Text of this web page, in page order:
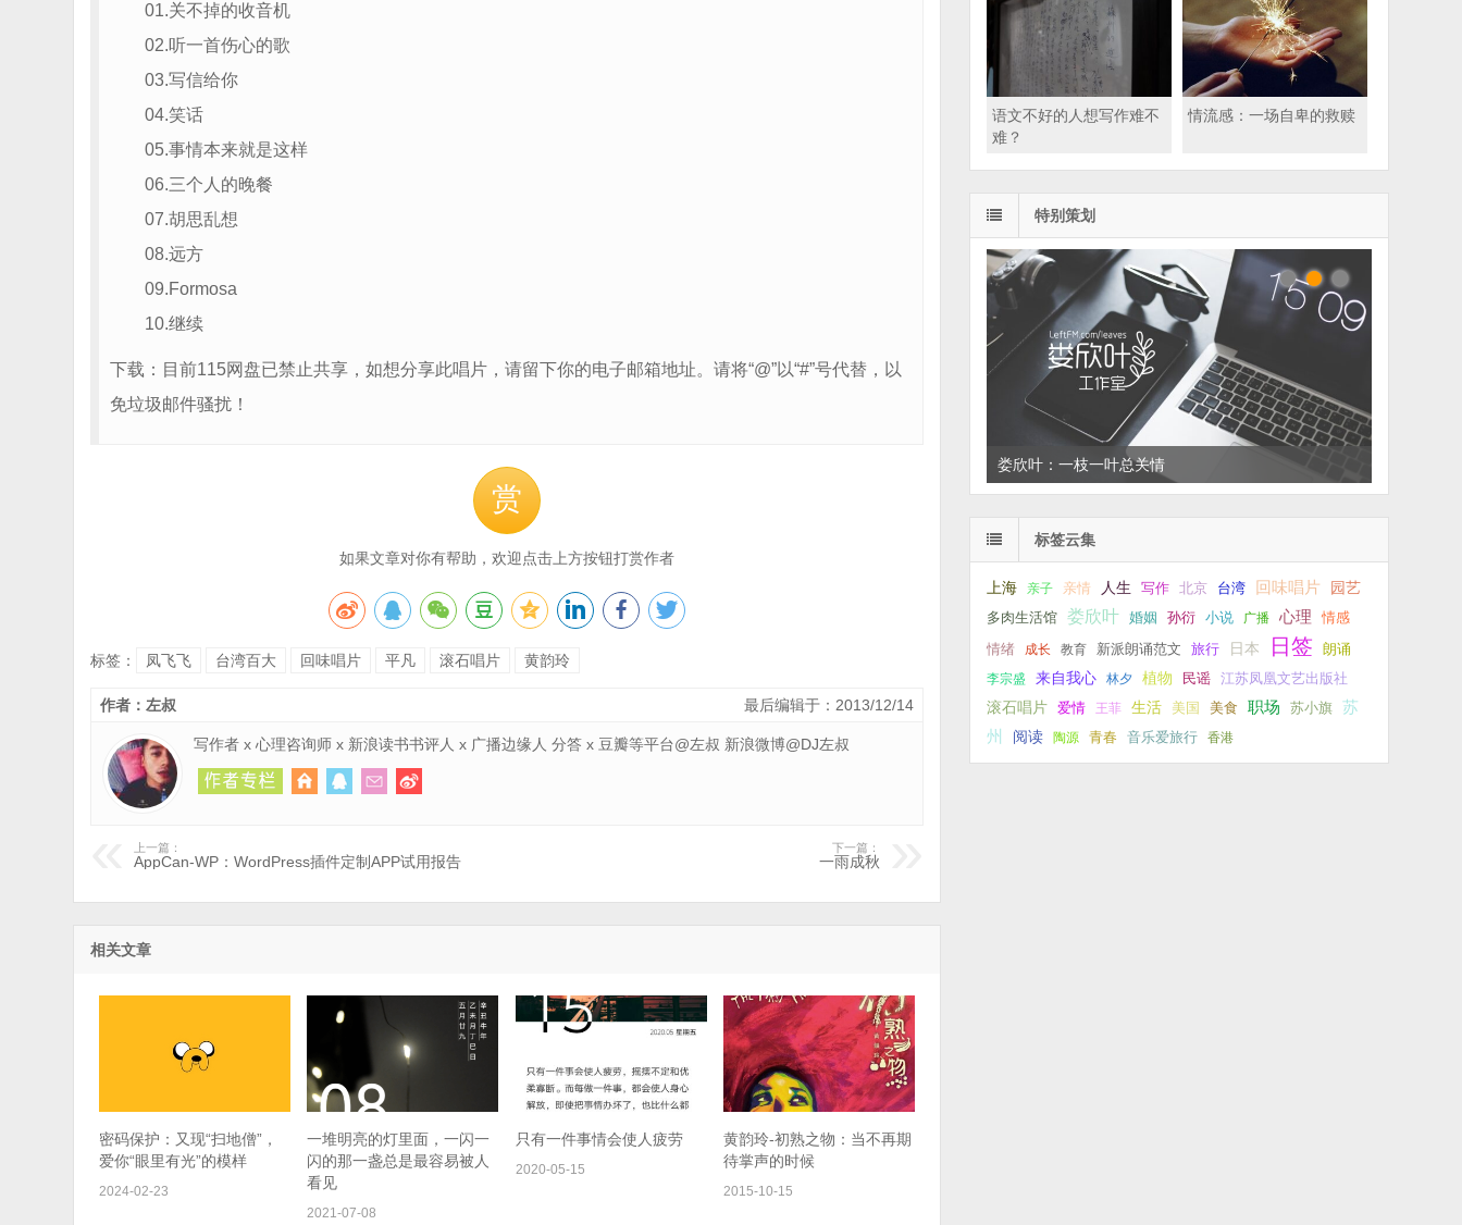
01.关不掉的收音机
02.听一首伤心的歌
03.写信给你
04.笑话
05.事情本来就是这样
06.三个人的晚餐
07.胡思乱想
08.远方
09.Formosa
10.继续
下载：目前115网盘已禁止共享，如想分享此唱片，请留下你的电子邮箱地址。请将“@”以“#”号代替，以
免垃圾邮件骚扰！
赏
如果文章对你有帮助，欢迎点击上方按钮打赏作者
标签： 凤飞飞 台湾百大 回味唱片 平凡 滚石唱片 黄韵玲
最后编辑于：2013/12/14
作者：左叔
写作者 x 心理咨询师 x 新浪读书书评人 x 广播边缘人 分答 x 豆瓣等平台@左叔 新浪微博@DJ左叔
上一篇：
AppCan-WP：WordPress插件定制APP试用报告
下一篇：
一雨成秋
相关文章
密码保护：又现“扫地僧”，
爱你“眼里有光”的模样
2024-02-23
一堆明亮的灯里面，一闪一
闪的那一盏总是最容易被人
看见
2021-07-08
只有一件事情会使人疲劳
2020-05-15
黄韵玲-初熟之物：当不再期
待掌声的时候
2015-10-15
语文不好的人想写作难不
难？
情流感：一场自卑的救赎
特别策划
娄欣叶：一枝一叶总关情
标签云集
上海 亲子 亲情 人生 写作 北京 台湾 回味唱片 园艺
多肉生活馆 娄欣叶 婚姻 孙衍 小说 广播 心理 情感
情绪 成长 教育 新派朗诵范文 旅行 日本 日签 朗诵
李宗盛 来自我心 林夕 植物 民谣
江苏凤凰文艺出版社
滚石唱片
爱情 王菲 生活 美国 美食 职场 苏小旗
苏
州
阅读 陶源 青春 音乐爱旅行 香港